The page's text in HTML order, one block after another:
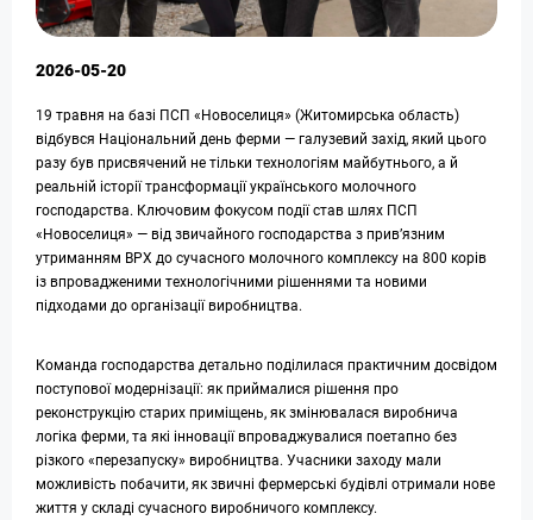
2026-05-20
19 травня на базі ПСП «Новоселиця» (Житомирська область)
відбувся Національний день ферми — галузевий захід, який цього
разу був присвячений не тільки технологіям майбутнього, а й
реальній історії трансформації українського молочного
господарства. Ключовим фокусом події став шлях ПСП
«Новоселиця» — від звичайного господарства з прив’язним
утриманням ВРХ до сучасного молочного комплексу на 800 корів
із впровадженими технологічними рішеннями та новими
підходами до організації виробництва.
Команда господарства детально поділилася практичним досвідом
поступової модернізації: як приймалися рішення про
реконструкцію старих приміщень, як змінювалася виробнича
логіка ферми, та які інновації впроваджувалися поетапно без
різкого «перезапуску» виробництва. Учасники заходу мали
можливість побачити, як звичні фермерські будівлі отримали нове
життя у складі сучасного виробничого комплексу.